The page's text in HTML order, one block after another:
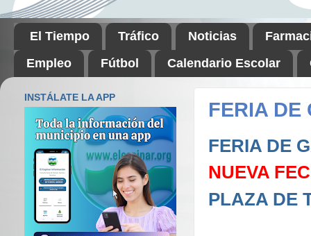
El Tiempo Tráfico Noticias
Empleo
Fútbol Calendario Escolar
FERIA DE
FERIA DE
NUEVA
PLAZA DE
INSTÁLATE LA APP